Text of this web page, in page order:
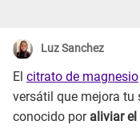
Luz Sanchez
El citrato de magnesio
versátil que mejora tu
conocido por aliviar